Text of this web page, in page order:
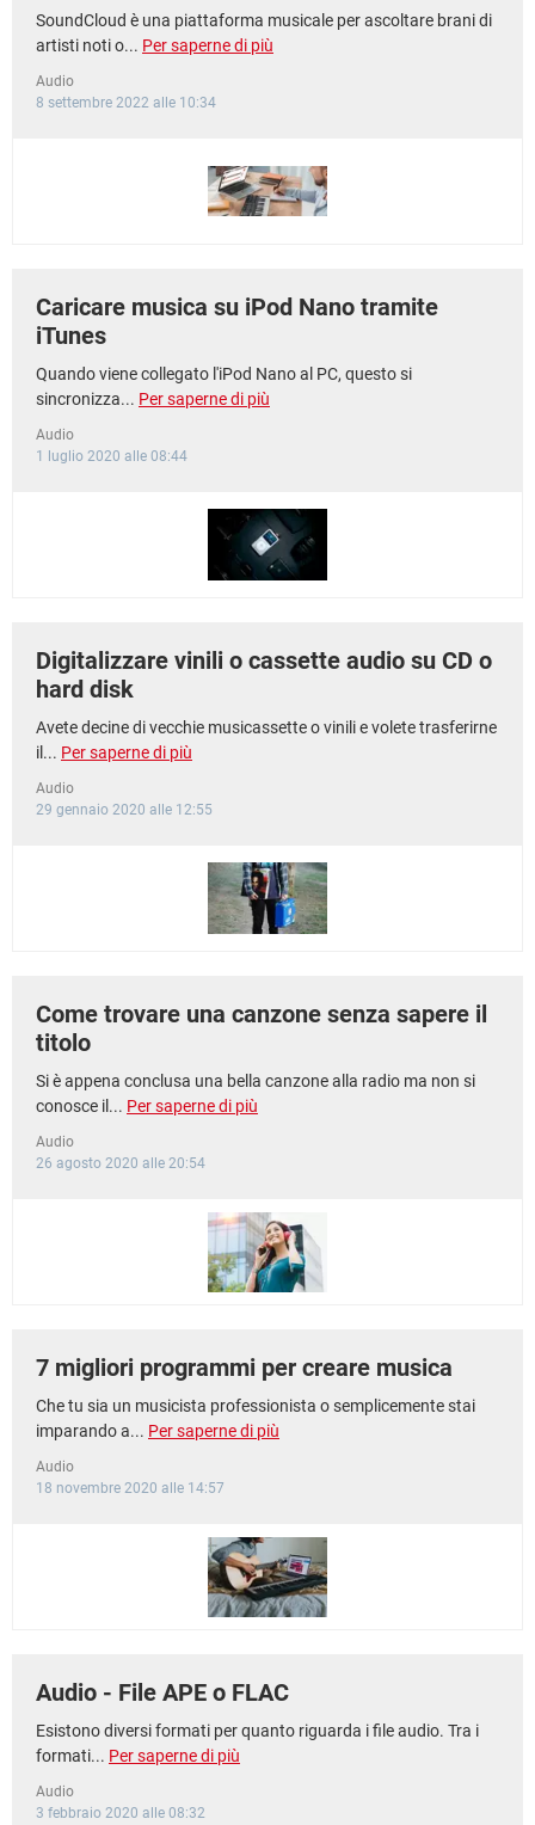
SoundCloud è una piattaforma musicale per ascoltare brani di
artisti noti o... Per saperne di più
Audio
8 settembre 2022 alle 10:34
Caricare musica su iPod Nano tramite
iTunes
Quando viene collegato l'iPod Nano al PC, questo si
sincronizza... Per saperne di più
Audio
1 luglio 2020 alle 08:44
Digitalizzare vinili o cassette audio su CD o
hard disk
Avete decine di vecchie musicassette o vinili e volete trasferirne
il... Per saperne di più
Audio
29 gennaio 2020 alle 12:55
Come trovare una canzone senza sapere il
titolo
Si è appena conclusa una bella canzone alla radio ma non si
conosce il... Per saperne di più
Audio
26 agosto 2020 alle 20:54
7 migliori programmi per creare musica
Che tu sia un musicista professionista o semplicemente stai
imparando a... Per saperne di più
Audio
18 novembre 2020 alle 14:57
Audio - File APE o FLAC
Esistono diversi formati per quanto riguarda i file audio. Tra i
formati... Per saperne di più
Audio
3 febbraio 2020 alle 08:32